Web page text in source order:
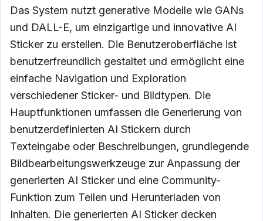
Das System nutzt generative Modelle wie GANs
und DALL-E, um einzigartige und innovative AI
Sticker zu erstellen. Die Benutzeroberfläche ist
benutzerfreundlich gestaltet und ermöglicht eine
einfache Navigation und Exploration
verschiedener Sticker- und Bildtypen. Die
Hauptfunktionen umfassen die Generierung von
benutzerdefinierten AI Stickern durch
Texteingabe oder Beschreibungen, grundlegende
Bildbearbeitungswerkzeuge zur Anpassung der
generierten AI Sticker und eine Community-
Funktion zum Teilen und Herunterladen von
Inhalten. Die generierten AI Sticker decken